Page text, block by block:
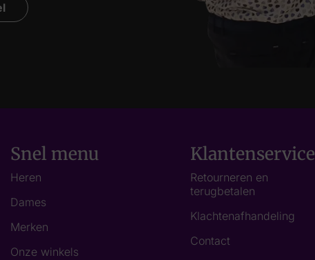
Snel menu
Heren
Dames
Merken
Onze winkels
Klantenservice
Retourneren en
terugbetalen
Klachtenafhandeling
Contact